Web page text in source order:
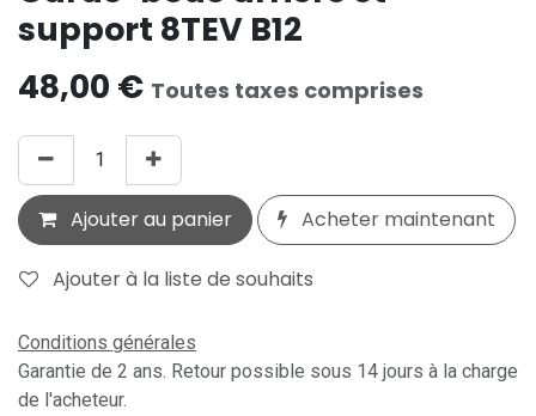
support 8TEV B12
48,00 € Toutes taxes comprises
Ajouter au panier Acheter maintenant
Ajouter à la liste de souhaits
Conditions générales
Garantie de 2 ans. Retour possible sous 14 jours à la charge
de l'acheteur.